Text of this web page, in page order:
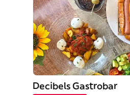
Decibels Gastrobar